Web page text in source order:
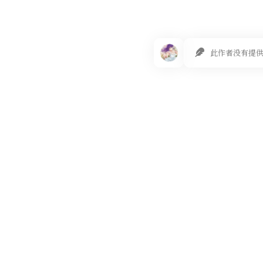
此作者没有提